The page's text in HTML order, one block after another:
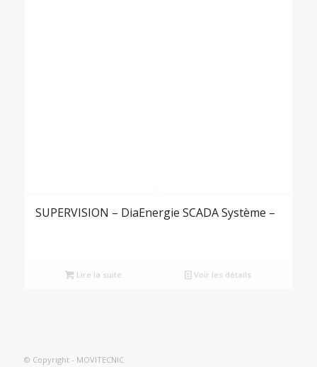
SUPERVISION – DiaEnergie SCADA Système –
Lire la suite Voir les détails
© Copyright - MOVITECNIC